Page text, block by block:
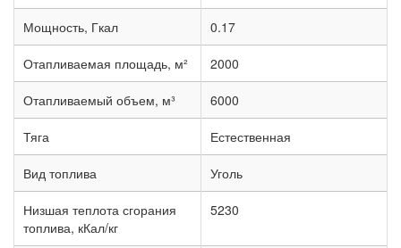
Мощность, Гкал 0.17
Отапливаемая площадь, м² 2000
Отапливаемый объем, м³ 6000
Тяга Естественная
Вид топлива Уголь
Низшая теплота сгорания
топлива, кКал/кг
5230